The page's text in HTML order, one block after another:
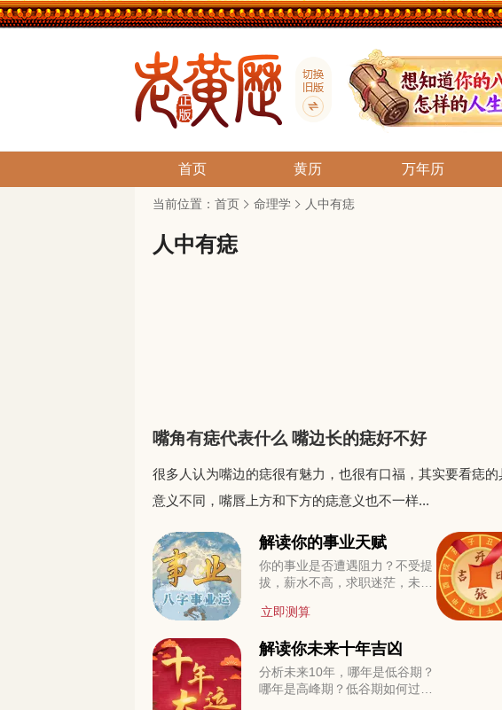
首页 黄历 万年历
当前位置： 首页 命理学 人中有痣
人中有痣
嘴角有痣代表什么 嘴边长的痣好不好
很多人认为嘴边的痣很有魅力，也很有口福，其实要看痣
意义不同，嘴唇上方和下方的痣意义也不一样...
解读你的事业天赋
你的事业是否遭遇阻力？不受提
拔，薪水不高，求职迷茫，未来
工作变动，贵人运。。。把握先
立即测算
解读你未来十年吉凶
分析未来10年，哪年是低谷期？
哪年是高峰期？低谷期如何过